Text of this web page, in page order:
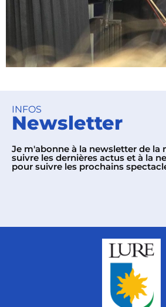
INFOS
Newsletter
Je m'abonne à la newsletter de la
suivre les dernières actus et à la
pour suivre les prochains